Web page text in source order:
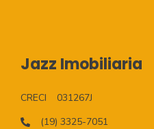
Jazz Imobiliaria
CRECI
031267J
(19) 3325-7051